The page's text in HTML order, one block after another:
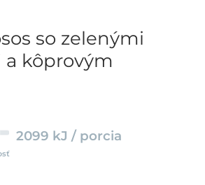
so zelenými
kôprovým
2099 kJ / porcia